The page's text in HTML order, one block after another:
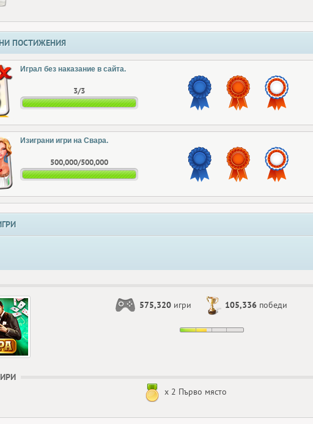
ПОСТИЖЕНИЯ
Играл без наказание в сайта.
3/3
Изиграни игри на Свара.
500,000/500,000
575,320 игри 105,336 победи
x 2 Първо място